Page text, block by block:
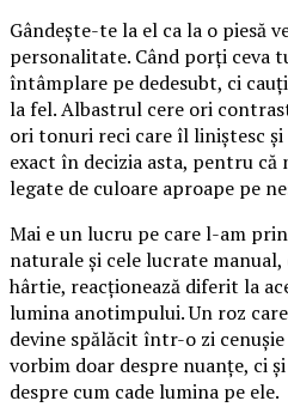
Gândește-te la el ca la o piesă
personalitate. Când porți ceva
întâmplare pe dedesubt, ci
la fel. Albastrul cere ori
ori tonuri reci care îl liniștesc
exact în decizia asta, pentru că
legate de culoare aproape pe
Mai e un lucru pe care l-am
naturale și cele lucrate
hârtie, reacționează diferit la
lumina anotimpului. Un roz
devine spălăcit într-o zi
vorbim doar despre nuanțe, ci
despre cum cade lumina pe ele.